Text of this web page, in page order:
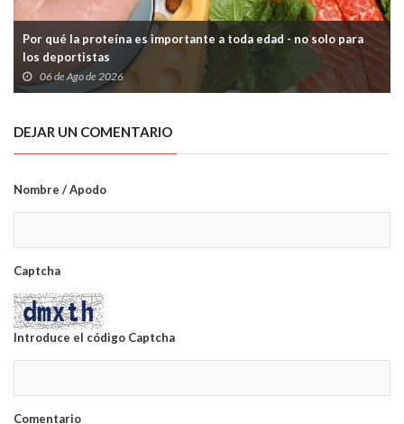
Por qué la proteína es importante a toda edad - no solo para
los deportistas
06 de Ago de 2026
DEJAR UN COMENTARIO
Nombre / Apodo
Captcha
Introduce el código Captcha
Comentario